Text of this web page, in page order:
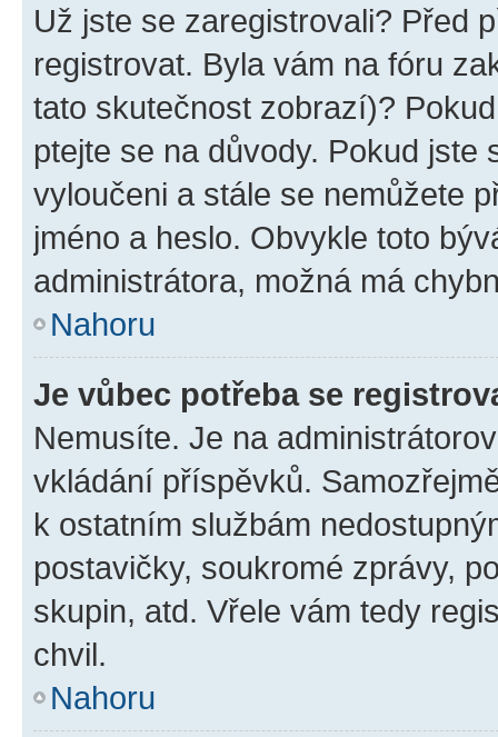
Už jste se zaregistrovali? Před
registrovat. Byla vám na fóru
tato skutečnost zobrazí)?
ptejte se na důvody. Pokud jste
vyloučeni a stále se nemůžete
jméno a heslo. Obvykle toto
administrátora, možná má
Nahoru
Je vůbec potřeba se
Nemusíte. Je na
vkládání příspěvků.
k ostatním službám
postavičky, soukromé zprávy,
skupin, atd. Vřele vám tedy
chvil.
Nahoru